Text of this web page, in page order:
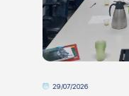
29/07/2026